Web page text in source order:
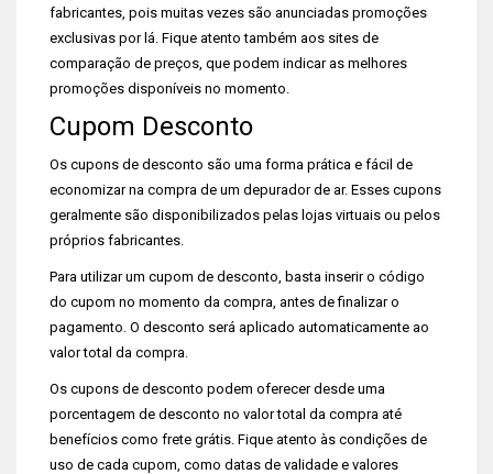
fabricantes, pois muitas vezes são anunciadas promoções
exclusivas por lá. Fique atento também aos sites de
comparação de preços, que podem indicar as melhores
promoções disponíveis no momento.
Cupom Desconto
Os cupons de desconto são uma forma prática e fácil de
economizar na compra de um depurador de ar. Esses cupons
geralmente são disponibilizados pelas lojas virtuais ou pelos
próprios fabricantes.
Para utilizar um cupom de desconto, basta inserir o código
do cupom no momento da compra, antes de finalizar o
pagamento. O desconto será aplicado automaticamente ao
valor total da compra.
Os cupons de desconto podem oferecer desde uma
porcentagem de desconto no valor total da compra até
benefícios como frete grátis. Fique atento às condições de
uso de cada cupom, como datas de validade e valores